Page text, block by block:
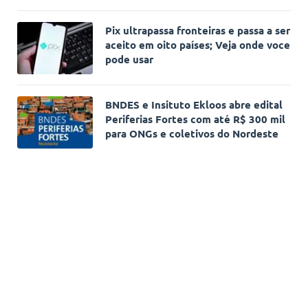
Pix ultrapassa fronteiras e passa a ser
aceito em oito países; Veja onde voce
pode usar
BNDES e Insituto Ekloos abre edital
Periferias Fortes com até R$ 300 mil
para ONGs e coletivos do Nordeste